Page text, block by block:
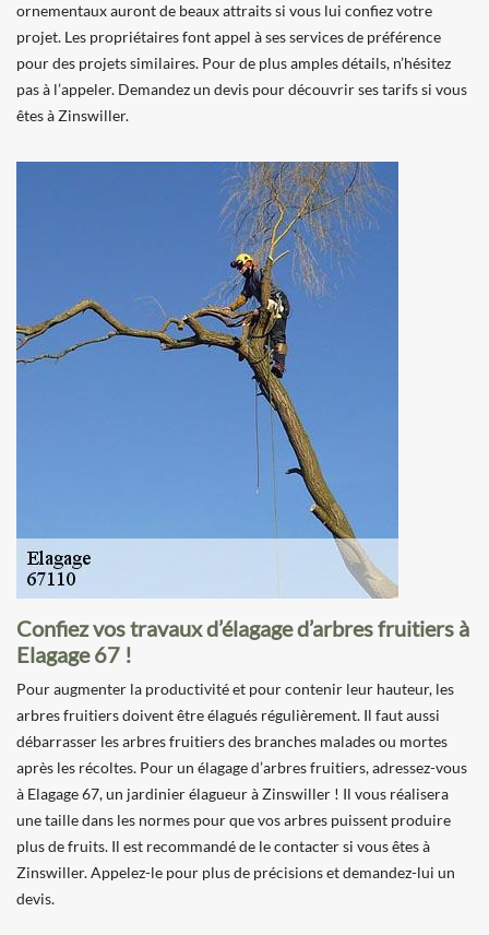
ornementaux auront de beaux attraits si vous lui confiez votre
projet. Les propriétaires font appel à ses services de préférence
pour des projets similaires. Pour de plus amples détails, n’hésitez
pas à l’appeler. Demandez un devis pour découvrir ses tarifs si vous
êtes à Zinswiller.
Confiez vos travaux d’élagage d’arbres fruitiers à
Elagage 67 !
Pour augmenter la productivité et pour contenir leur hauteur, les
arbres fruitiers doivent être élagués régulièrement. Il faut aussi
débarrasser les arbres fruitiers des branches malades ou mortes
après les récoltes. Pour un élagage d’arbres fruitiers, adressez-vous
à Elagage 67, un jardinier élagueur à Zinswiller ! Il vous réalisera
une taille dans les normes pour que vos arbres puissent produire
plus de fruits. Il est recommandé de le contacter si vous êtes à
Zinswiller. Appelez-le pour plus de précisions et demandez-lui un
devis.